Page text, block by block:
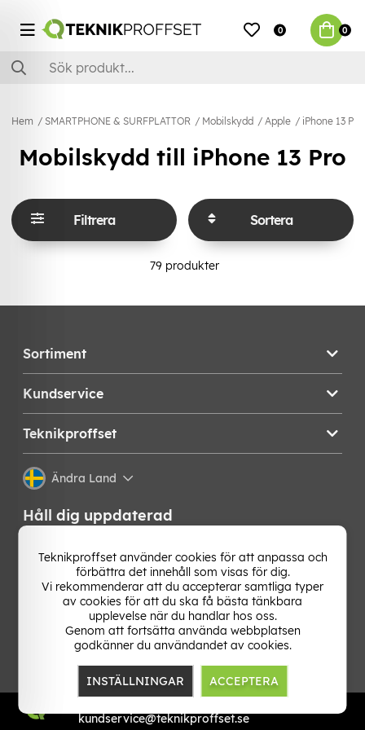
0 0
Hem SMARTPHONE & SURFPLATTOR Mobilskydd Apple iPhone 13 Pro
Mobilskydd till iPhone 13 Pro
Filtrera Sortera
79produkter
Sortiment
Kundservice
Teknikproffset
Ändra Land
Håll dig uppdaterad
bästa tipsen från oss direkt i din mejlkorg. Signa upp på
vårt nyhetsbrev!
kundservice@teknikproffset.se
Teknikproffset använder cookies för att anpassa och
förbättra det innehåll som visas för dig.
Vi rekommenderar att du accepterar samtliga typer
av cookies för att du ska få bästa tänkbara
upplevelse när du handlar hos oss.
Genom att fortsätta använda webbplatsen
godkänner du användandet av cookies.
INSTÄLLNINGAR ACCEPTERA